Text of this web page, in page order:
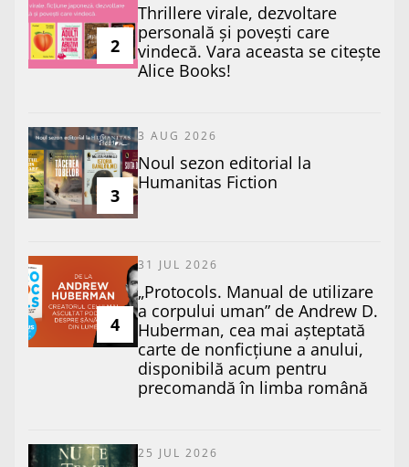
2
Thrillere virale, dezvoltare
personală și povești care
vindecă. Vara aceasta se citește
Alice Books!
3
3 AUG 2026
​Noul sezon editorial la
Humanitas Fiction
4
31 JUL 2026
„Protocols. Manual de utilizare
a corpului uman” de Andrew D.
Huberman, cea mai așteptată
carte de nonficțiune a anului,
disponibilă acum pentru
precomandă în limba română
25 JUL 2026